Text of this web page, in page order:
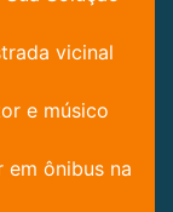
vicinal
e músico
ônibus na